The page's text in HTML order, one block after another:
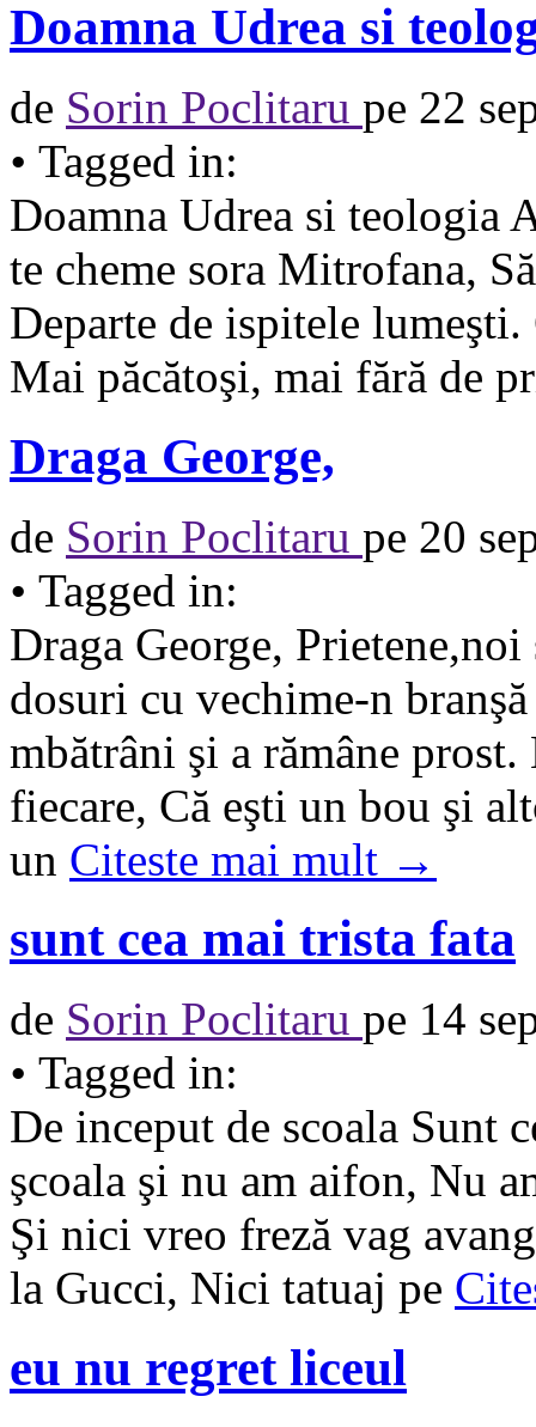
Doamna Udrea si
de Sorin Poclitaru pe 22
• Tagged in:
Doamna Udrea si teologia
te cheme sora Mitrofana,
Departe de ispitele
Mai păcătoşi, mai fără de
Draga George,
de Sorin Poclitaru pe 20
• Tagged in:
Draga George,
dosuri cu vechime-n
mbătrâni şi a rămâne
fiecare, Că eşti un bou şi
un Citeste mai mult →
sunt cea mai trista fata
de Sorin Poclitaru pe 14
• Tagged in:
De inceput de scoala Sunt
şcoala şi nu am aifon, Nu
Şi nici vreo freză vag
la Gucci, Nici tatuaj pe
eu nu regret liceul